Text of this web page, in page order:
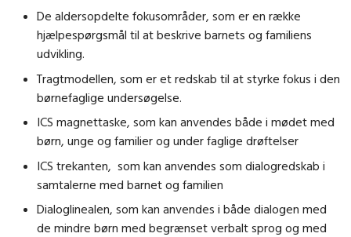
De aldersopdelte fokusområder, som er en række
hjælpespørgsmål til at beskrive barnets og familiens
udvikling.
Tragtmodellen, som er et redskab til at styrke fokus i den
børnefaglige undersøgelse.
ICS magnettaske, som kan anvendes både i mødet med
børn, unge og familier og under faglige drøftelser
ICS trekanten, som kan anvendes som dialogredskab i
samtalerne med barnet og familien
Dialoglinealen, som kan anvendes i både dialogen med
de mindre børn med begrænset verbalt sprog og med